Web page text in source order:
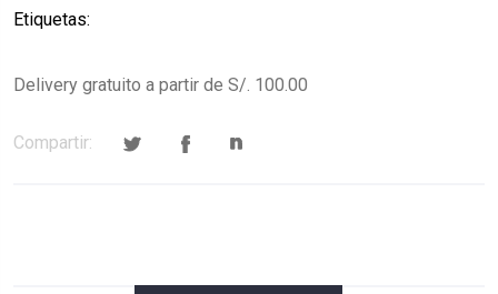
Etiquetas:
Delivery gratuito a partir de S/. 100.00
Compartir: